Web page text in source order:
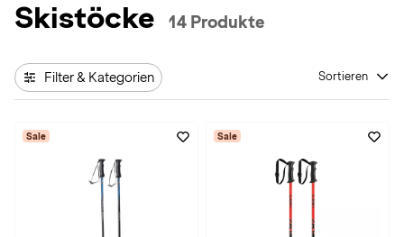
S
e
c
k
Skistöcke 14 Produkte
Filter & Kategorien Sortieren
Sale Sale